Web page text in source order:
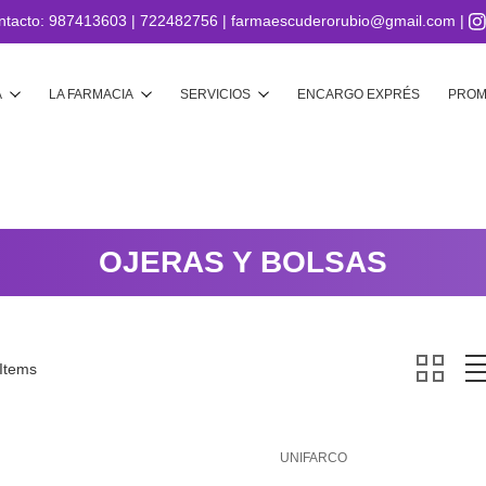
987413603 | 722482756 | farmaescuderorubio@gmail.com |
LA FARMACIA SERVICIOS ENCARGO EXPRÉS
OJERAS Y BOLSAS
UNIFARCO